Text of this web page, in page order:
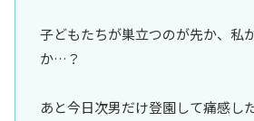
子どもたちが巣立つのが先か、私
か…？
あと今日次男だけ登園して痛感し